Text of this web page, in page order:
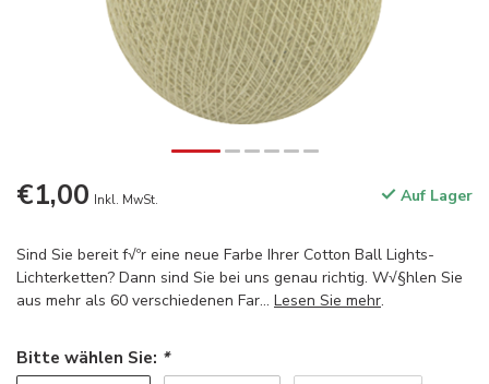
€1,00 Inkl. MwSt. Auf Lager
Sind Sie bereit f√ºr eine neue Farbe Ihrer Cotton Ball Lights-
Lichterketten? Dann sind Sie bei uns genau richtig. W√§hlen Sie
aus mehr als 60 verschiedenen Far... Lesen Sie mehr.
Bitte wählen Sie: *